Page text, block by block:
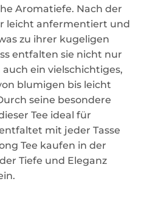
Aromatiefe. Nach der
leicht anfermentiert und
zu ihrer kugeligen
entfalten sie nicht nur
ein vielschichtiges,
blumigen bis leicht
seine besondere
Tee ideal für
mit jeder Tasse
Tee kaufen in der
Tiefe und Eleganz